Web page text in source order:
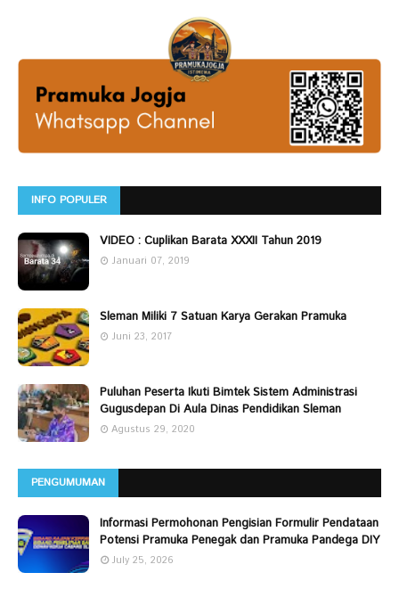
INFO POPULER
VIDEO : Cuplikan Barata XXXII Tahun 2019
Januari 07, 2019
Sleman Miliki 7 Satuan Karya Gerakan Pramuka
Juni 23, 2017
Puluhan Peserta Ikuti Bimtek Sistem Administrasi
Gugusdepan Di Aula Dinas Pendidikan Sleman
Agustus 29, 2020
PENGUMUMAN
Informasi Permohonan Pengisian Formulir Pendataan
Potensi Pramuka Penegak dan Pramuka Pandega DIY
July 25, 2026